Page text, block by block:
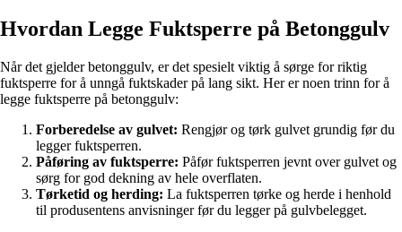
Hvordan Legge Fuktsperre på Betonggulv
Når det gjelder betonggulv, er det spesielt viktig å sørge for riktig
fuktsperre for å unngå fuktskader på lang sikt. Her er noen trinn for å
legge fuktsperre på betonggulv:
Forberedelse av gulvet: Rengjør og tørk gulvet grundig før du
legger fuktsperren.
Påføring av fuktsperre: Påfør fuktsperren jevnt over gulvet og
sørg for god dekning av hele overflaten.
Tørketid og herding: La fuktsperren tørke og herde i henhold
til produsentens anvisninger før du legger på gulvbelegget.